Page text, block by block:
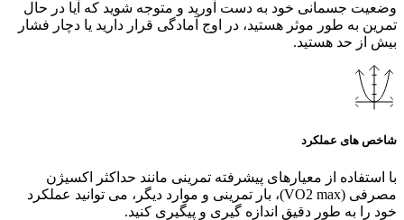
وضعیت جسمانی خود به دست آورید و متوجه شوید که آیا در حال
تمرین به طور ‌موثر هستید، در اوج آمادگی قرار دارید یا دچار فشار
بیش از حد هستید.
شاخص های عملکرد
با استفاده از معیارهای پیشرفته تمرینی مانند حداکثر اکسیژن
مصرفی (VO2 max)، بار تمرینی و موارد دیگر، می‌ توانید عملکرد
خود را به طور دقیق اندازه‌ گیری و پیگیری کنید.